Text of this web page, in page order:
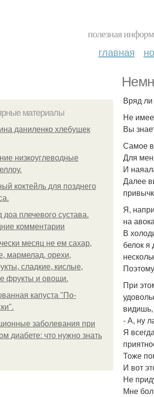
полезная
главная
материалы
даниленко хлебушек
низкоуглеводные
коктейль для позднего
доа плечевого сустава.
комментарии
месяц не ем сахар,
мармелад, орехи,
сладкие, кислые,
фрукты и овощи.
капуста "По-
заболевания при
диабете: что нужно знать
Вряд ли
Не
Вы
Самое
Для
И
Далее
Я,
на
В
белок я
При
видишь,
- А, ну
Я
Тоже
И вот
Не
Мне